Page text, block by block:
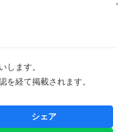
します。
経て掲載されます。
シェア